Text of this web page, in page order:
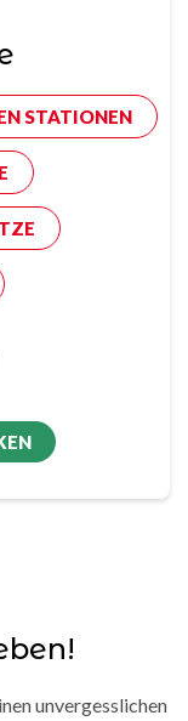
STATIONEN
unvergesslichen